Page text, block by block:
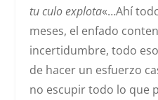
tu culo explota«…Ahí
meses, el enfado
incertidumbre, todo
de hacer un esfuerzo
no escupir todo lo que